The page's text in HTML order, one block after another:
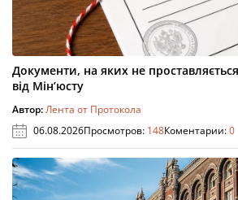
Документи, на яких не
від Мін’юсту
Автор:Лента от Протокола
06.08.2026Просмотров: 148Коментарии:0